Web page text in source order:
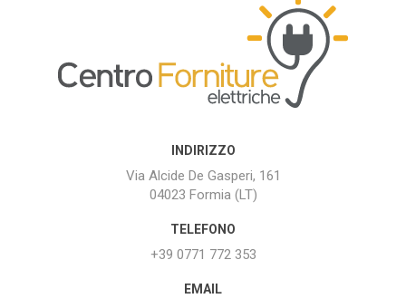
INDIRIZZO
Via Alcide De Gasperi, 161
04023 Formia (LT)
TELEFONO
+39 0771 772 353
EMAIL